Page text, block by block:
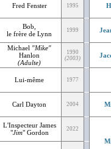
Fred Fenster 1995
Bob,
le frère de Lynn
1999
Michael "Mike"
Hanlon
(Adulte)
1990
(2003)
Lui-même 1977
Carl Dayton 2004
L'Inspecteur James
"Jim" Gordon 2022